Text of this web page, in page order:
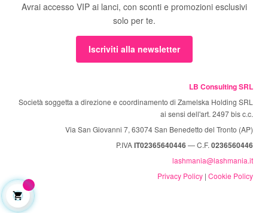
Avrai accesso VIP ai lanci, con sconti e promozioni esclusivi
solo per te.
Iscriviti alla newsletter
LB Consulting SRL
Società soggetta a direzione e coordinamento di Zamelska Holding SRL
ai sensi dell'art. 2497 bis c.c.
Via San Giovanni 7, 63074 San Benedetto del Tronto (AP)
P.IVAIT02365640446— C.F. 0236560446
lashmania@lashmania.it
Privacy Policy | Cookie Policy
